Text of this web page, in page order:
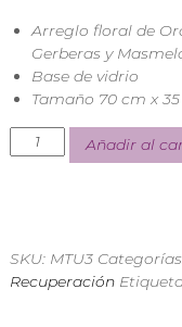
Arreglo floral de
Gerberas y
Base de vidrio
Tamaño 70 cm x
Añadir al
SKU: MTU3
Recuperación